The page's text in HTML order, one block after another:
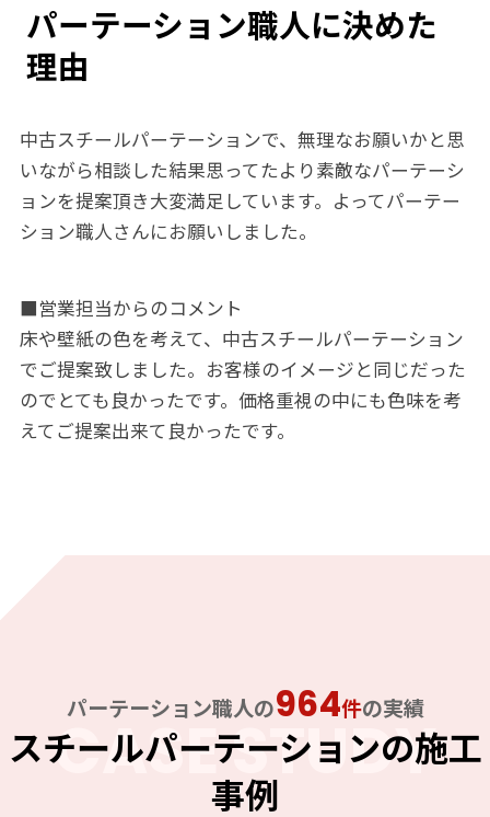
パーテーション職人に決めた
理由
中古スチールパーテーションで、無理なお願いかと思
いながら相談した結果思ってたより素敵なパーテーシ
ョンを提案頂き大変満足しています。よってパーテー
ション職人さんにお願いしました。
■営業担当からのコメント
床や壁紙の色を考えて、中古スチールパーテーション
でご提案致しました。お客様のイメージと同じだった
のでとても良かったです。価格重視の中にも色味を考
えてご提案出来て良かったです。
CASE STUDY
パーテーション職人の964件の実績
スチールパーテーションの施工
事例